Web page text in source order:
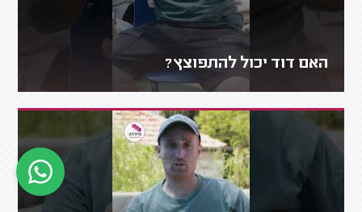
האם דוד יכול להתפוצץ?